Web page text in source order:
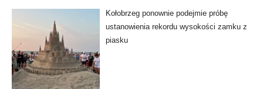
Kołobrzeg ponownie podejmie próbę
ustanowienia rekordu wysokości zamku z
piasku